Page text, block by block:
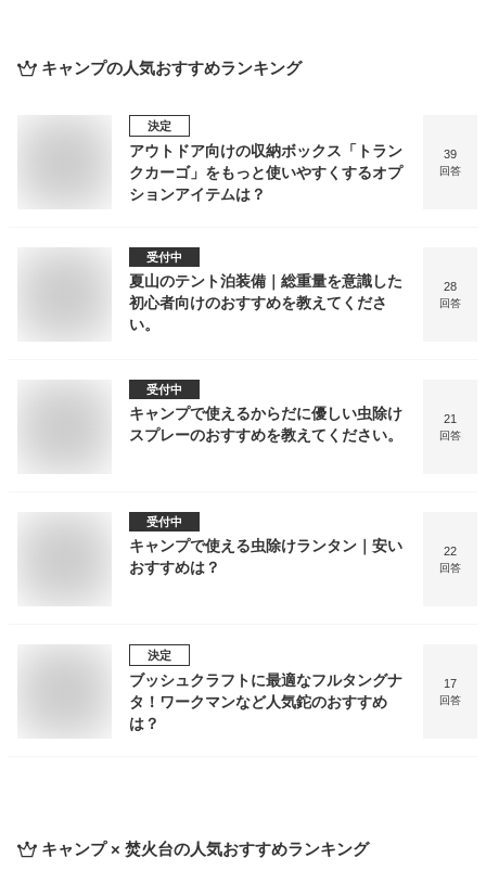
キャンプの人気おすすめランキング
決定
アウトドア向けの収納ボックス「トラン
クカーゴ」をもっと使いやすくするオプ
ションアイテムは？
39
回答
受付中
夏山のテント泊装備｜総重量を意識した
初心者向けのおすすめを教えてくださ
い。
28
回答
受付中
キャンプで使えるからだに優しい虫除け
スプレーのおすすめを教えてください。
21
回答
受付中
キャンプで使える虫除けランタン｜安い
おすすめは？
22
回答
決定
ブッシュクラフトに最適なフルタングナ
タ！ワークマンなど人気鉈のおすすめ
は？
17
回答
キャンプ × 焚火台の人気おすすめランキング